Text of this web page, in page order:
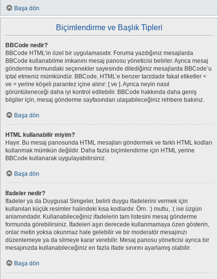
Başa dön
Biçimlendirme ve Başlık Tipleri
BBCode nedir?
BBCode HTML’in özel bir uygulamasıdır. Foruma yazdığınız mesajlarda
BBCode kullanabilme imkanını mesaj panosu yöneticisi belirler. Ayrıca mesaj
gönderme formundaki seçenekler sayesinde dilediğiniz mesajlarda BBCode’u
iptal etmeniz mümkündür. BBCode, HTML’e benzer tarzdadır fakat etiketler <
ve > yerine köşeli parantez içine alınır: [ ve ]. Ayrıca neyin nasıl
görüntüleneceği daha iyi kontrol edilebilir. BBCode hakkında daha geniş
bilgiler için, mesaj gönderme sayfasından ulaşabileceğiniz rehbere bakınız.
Başa dön
HTML kullanabilir miyim?
Hayır. Bu mesaj panosunda HTML mesajları göndermek ve farklı HTML kodları
kullanmak mümkün değildir. Daha fazla biçimlendirme için HTML yerine
BBCode kullanarak uygulayabilirsiniz.
Başa dön
İfadeler nedir?
İfadeler ya da Duygusal Simgeler, belirli duygu ifadelerini vermek için
kullanılan küçük resimler halindeki kısa kodlardır. Örn. :) mutlu, :( ise üzgün
anlamındadır. Kullanabileceğiniz ifadelerin tam listesini mesaj gönderme
formunda görebilirsiniz. İfadeleri aşırı derecede kullanmamaya özen gösterin,
onlar metin yoksa okunmaz hale gelebilir ve bir moderatör mesajınızı
düzenlemeye ya da silmeye karar verebilir. Mesaj panosu yöneticisi ayrıca bir
mesajınızda kullanabileceğiniz en fazla ifade sınırını ayarlamış olabilir.
Başa dön